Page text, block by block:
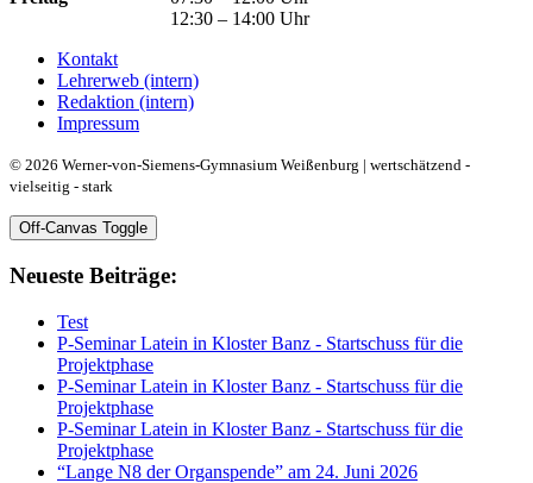
12:30 – 14:00 Uhr
Kontakt
Lehrerweb (intern)
Redaktion (intern)
Impressum
© 2026 Werner-von-Siemens-Gymnasium Weißenburg | wertschätzend -
vielseitig - stark
Off-Canvas Toggle
Neueste Beiträge:
Test
P-Seminar Latein in Kloster Banz - Startschuss für die
Projektphase
P-Seminar Latein in Kloster Banz - Startschuss für die
Projektphase
P-Seminar Latein in Kloster Banz - Startschuss für die
Projektphase
“Lange N8 der Organspende” am 24. Juni 2026